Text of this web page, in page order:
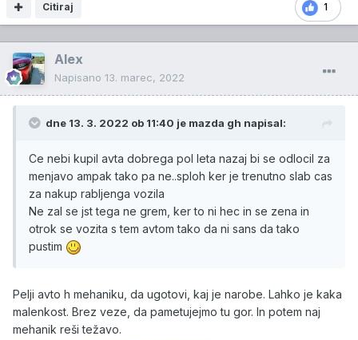
1
Citiraj
Alex
Napisano 13. marec, 2022
dne 13. 3. 2022 ob 11:40 je mazda gh napisal:
Ce nebi kupil avta dobrega pol leta nazaj bi se odlocil za
menjavo ampak tako pa ne..sploh ker je trenutno slab cas
za nakup rabljenga vozila
Ne zal se jst tega ne grem, ker to ni hec in se zena in
otrok se vozita s tem avtom tako da ni sans da tako
pustim
Pelji avto h mehaniku, da ugotovi, kaj je narobe. Lahko je kaka
malenkost. Brez veze, da pametujejmo tu gor. In potem naj
mehanik reši težavo.